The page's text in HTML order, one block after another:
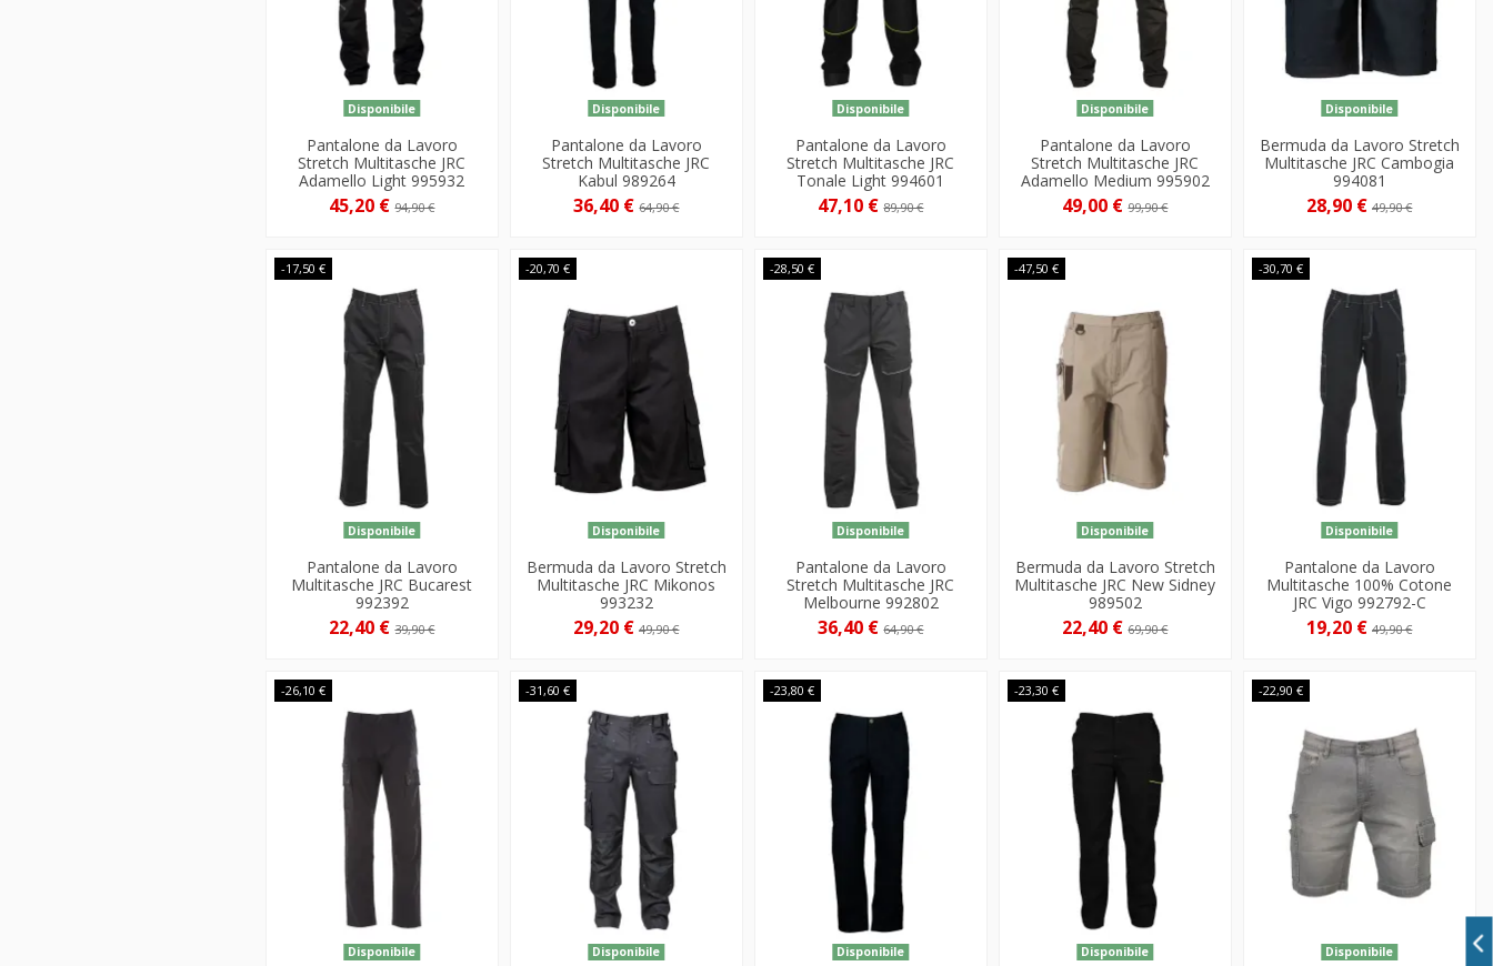
Disponibile
Pantalone da Lavoro
Stretch Multitasche JRC
Adamello Light 995932
45,20 €94,90 €
Disponibile
Pantalone da Lavoro
Stretch Multitasche JRC
Kabul 989264
36,40 €64,90 €
Disponibile
Pantalone da Lavoro
Stretch Multitasche JRC
Tonale Light 994601
47,10 €89,90 €
Disponibile
Pantalone da Lavoro
Stretch Multitasche JRC
Adamello Medium 995902
49,00 €99,90 €
Disponibile
Bermuda da Lavoro Stretch
Multitasche JRC Cambogia
994081
28,90 €49,90 €
-17,50 €
Disponibile
Pantalone da Lavoro
Multitasche JRC Bucarest
992392
22,40 €39,90 €
-20,70 €
Disponibile
Bermuda da Lavoro Stretch
Multitasche JRC Mikonos
993232
29,20 €49,90 €
-28,50 €
Disponibile
Pantalone da Lavoro
Stretch Multitasche JRC
Melbourne 992802
36,40 €64,90 €
-47,50 €
Disponibile
Bermuda da Lavoro Stretch
Multitasche JRC New Sidney
989502
22,40 €69,90 €
-30,70 €
Disponibile
Pantalone da Lavoro
Multitasche 100% Cotone
JRC Vigo 992792-C
19,20 €49,90 €
-26,10 €
Disponibile
-31,60 €
Disponibile
-23,80 €
Disponibile
-23,30 €
Disponibile
-22,90 €
Disponibile